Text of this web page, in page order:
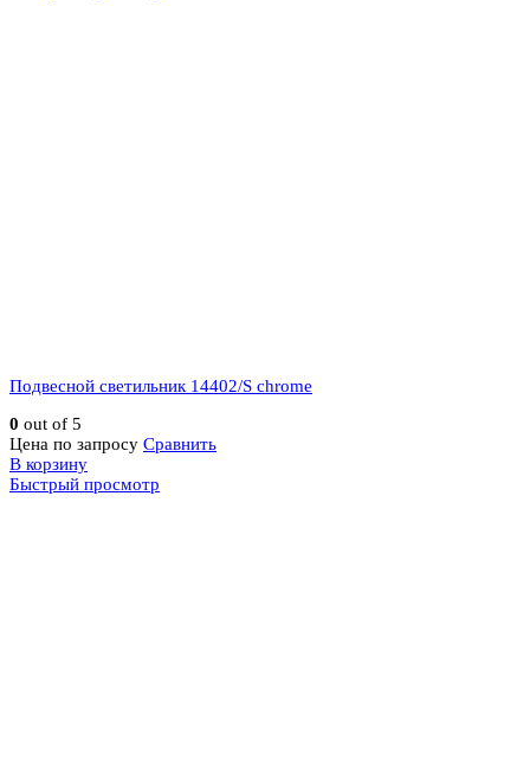
Подвесной светильник 14402/S chrome
0 out of 5
Цена по запросу Сравнить
В корзину
Быстрый просмотр